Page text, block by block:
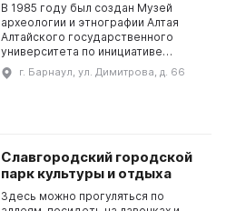
В 1985 году был создан Музей
археологии и этнографии Алтая
Алтайского государственного
университета по инициативе
заведующего лабораторией
археологии Юрия Фёдоровича
г. Барнаул, ул. Димитрова, д. 66
Славгородский городской
парк культуры и отдыха
Здесь можно прогуляться по